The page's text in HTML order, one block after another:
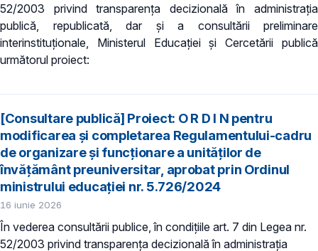
52/2003 privind transparenţa decizională în administraţia
publică, republicată, dar și a consultării preliminare
interinstituționale, Ministerul Educaţiei și Cercetării publică
următorul proiect:
[Consultare publică] Proiect: O R D I N pentru
modificarea și completarea Regulamentului-cadru
de organizare și funcționare a unităților de
învățământ preuniversitar, aprobat prin Ordinul
ministrului educației nr. 5.726/2024
16 iunie 2026
În vederea consultării publice, în condiţiile art. 7 din Legea nr.
52/2003 privind transparenţa decizională în administraţia